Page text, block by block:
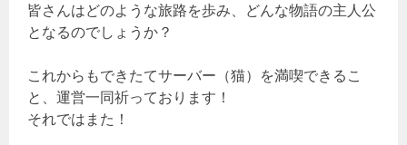
皆さんはどのような旅路を歩み、どんな物語の主人公
となるのでしょうか？
これからもできたてサーバー（猫）を満喫できるこ
と、運営一同祈っております！
それではまた！